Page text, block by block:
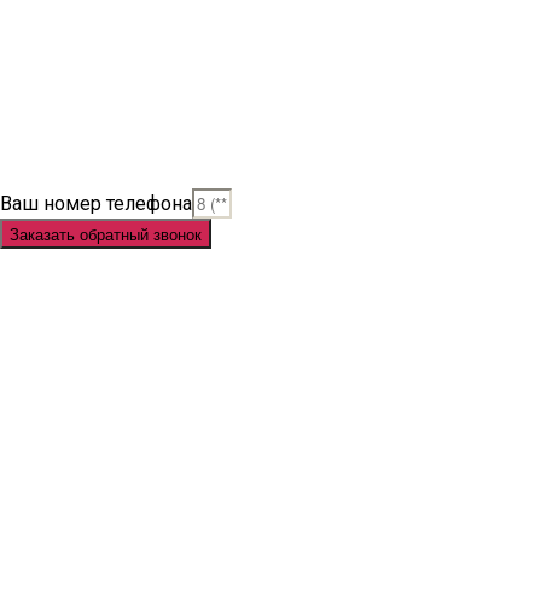
Ваш номер телефона
Заказать обратный звонок